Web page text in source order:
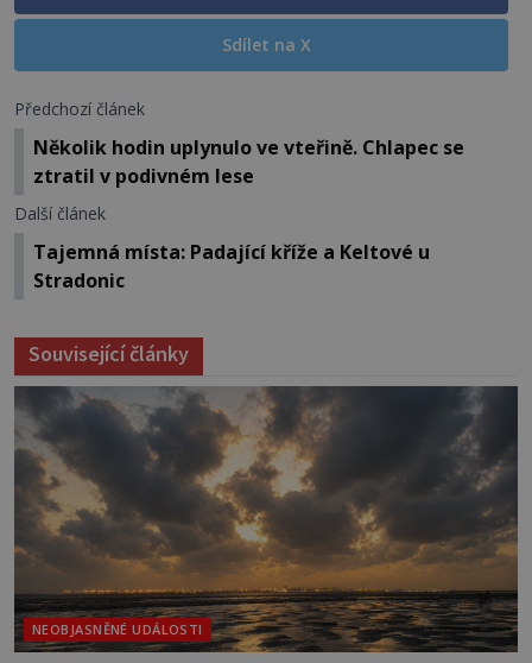
Sdílet na X
Předchozí článek
Několik hodin uplynulo ve vteřině. Chlapec se
ztratil v podivném lese
Další článek
Tajemná místa: Padající kříže a Keltové u
Stradonic
Související články
NEOBJASNĚNÉ UDÁLOSTI